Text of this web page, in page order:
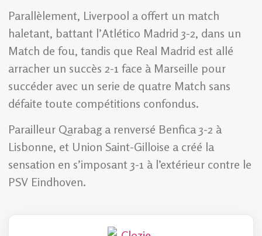
Parallèlement, Liverpool a offert un match
haletant, battant l’Atlético Madrid 3-2, dans un
Match de fou, tandis que Real Madrid est allé
arracher un succès 2-1 face à Marseille pour
succéder avec un serie de quatre Match sans
défaite toute compétitions confondus.
Parailleur Qarabag a renversé Benfica 3-2 à
Lisbonne, et Union Saint-Gilloise a créé la
sensation en s’imposant 3-1 à l’extérieur contre le
PSV Eindhoven.